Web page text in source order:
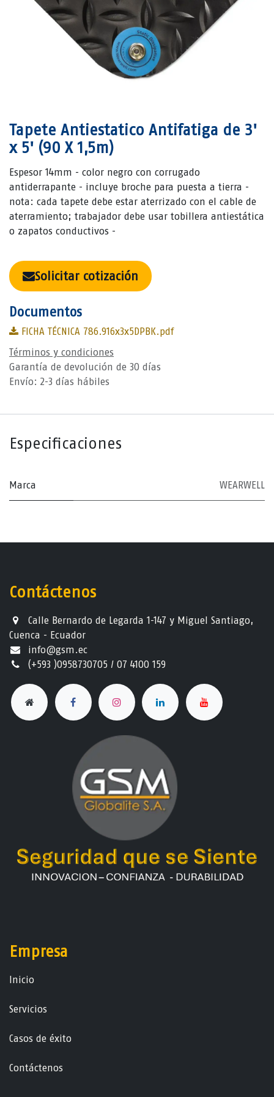
Tapete Antiestatico Antifatiga de 3'
x 5' (90 X 1,5m)
Espesor 14mm - color negro con corrugado
antiderrapante - incluye broche para puesta a tierra -
nota: cada tapete debe estar aterrizado con el cable de
aterramiento; trabajador debe usar tobillera antiestática
o zapatos conductivos -
Solicitar cotización
Documentos
FICHA TÉCNICA 786.916x3x5DPBK.pdf
Términos y condiciones
Garantía de devolución de 30 días
Envío: 2-3 días hábiles
Especificaciones
Marca WEARWELL
Contáctenos
Calle Bernardo de Legarda 1-147 y Miguel Santiago,
Cuenca - Ecuador
info@gsm.ec​
(+593 )0958730705 / 07 4100 159
Empresa
Ini​ci​o
Servicios
Casos de éxito
Contáctenos